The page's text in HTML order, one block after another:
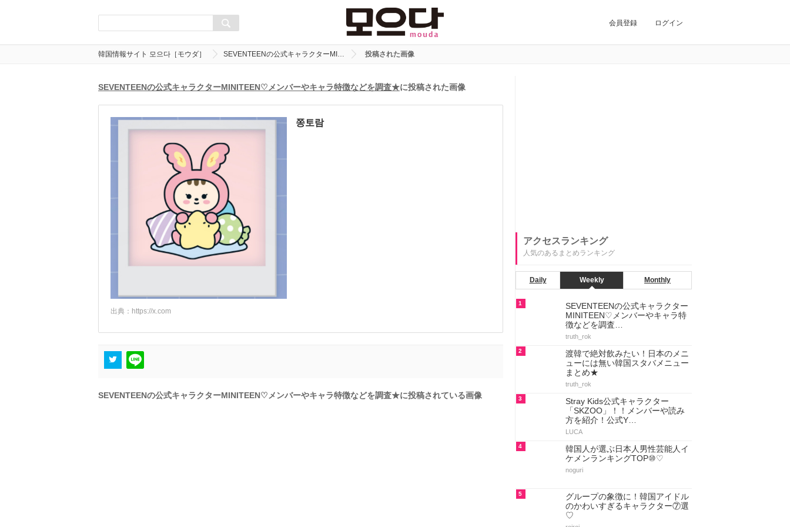
会員登録 ログイン
韓国情報サイト 모으다［モウダ］ SEVENTEENの公式キャラクターMI… 投稿された画像
SEVENTEENの公式キャラクターMINITEEN♡メンバーやキャラ特徴などを調査★に投稿された画像
쫑토람
出典： https://x.com
SEVENTEENの公式キャラクターMINITEEN♡メンバーやキャラ特徴などを調査★に投稿されている画像
アクセスランキング
人気のあるまとめランキング
Daily Weekly Monthly
1
SEVENTEENの公式キャラクター
MINITEEN♡メンバーやキャラ特
徴などを調査…
truth_rok
2
渡韓で絶対飲みたい！日本のメニ
ューには無い韓国スタバメニュー
まとめ★
truth_rok
3
Stray Kids公式キャラクター
「SKZOO」！！メンバーや読み
方を紹介！公式Y…
LUCA
4
韓国人が選ぶ日本人男性芸能人イ
ケメンランキングTOP⑩♡
noguri
5
グループの象徴に！韓国アイドル
のかわいすぎるキャラクター⑦選
♡